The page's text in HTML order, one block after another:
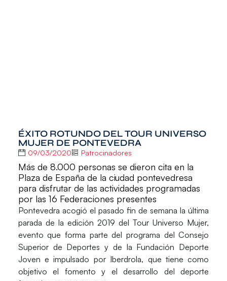
ÉXITO ROTUNDO DEL TOUR UNIVERSO
MUJER DE PONTEVEDRA
09/03/2020 Patrocinadores
Más de 8.000 personas se dieron cita en la
Plaza de España de la ciudad pontevedresa
para disfrutar de las actividades programadas
por las 16 Federaciones presentes
Pontevedra acogió el pasado fin de semana la última
parada de la edición 2019 del Tour Universo Mujer,
evento que forma parte del programa delConsejo
Superior de Deportes y de la Fundación Deporte
Joven e impulsado por Iberdrola, que tiene como
objetivo el fomento y el desarrollo del deporte